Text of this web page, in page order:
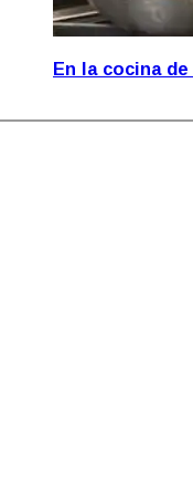
En la cocina